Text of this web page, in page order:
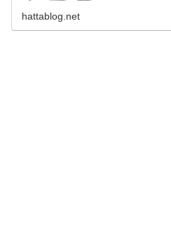
マイズすることも
ーンの選び方とお
hattablog.net